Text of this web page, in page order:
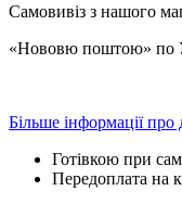
Самовивіз з нашого
«Нововю поштою» по
Більше інформації про
Готівкою при
Передоплата на